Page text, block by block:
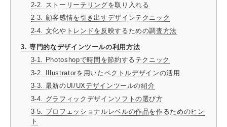
2-2. ストーリーテリングを取り入れる
2-3. 顧客感情を引き出すデザインテクニック
2-4. 文化やトレンドを反映するための調査方法
3. 専門的なデザインツールの利用方法
3-1. Photoshopで時間を節約するテクニック
3-2. Illustratorを用いたベクトルデザインの活用
3-3. 最新のUI/UXデザインツールの紹介
3-4. グラフィックデザインソフトの選び方
3-5. プロフェッショナルレベルの作品を作るためのヒン
ト